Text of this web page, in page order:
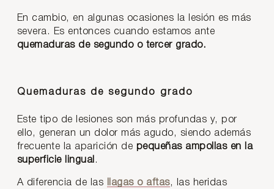
En cambio, en algunas ocasiones la lesión es más
severa. Es entonces cuando estamos ante
quemaduras de segundo o tercer grado.
Quemaduras de segundo grado
Este tipo de lesiones son más profundas y, por
ello, generan un dolor más agudo, siendo además
frecuente la aparición de pequeñas ampollas en la
superficie lingual .
A diferencia de las llagas o aftas, las heridas